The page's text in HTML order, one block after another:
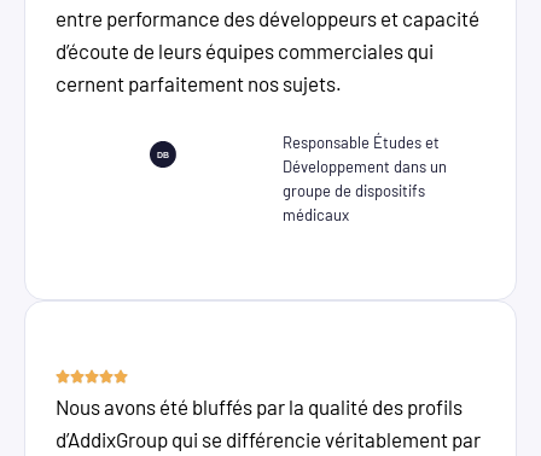
entre performance des développeurs et capacité
d’écoute de leurs équipes commerciales qui
cernent parfaitement nos sujets.
Responsable Études et
Développement dans un
groupe de dispositifs
médicaux
Nous avons été bluffés par la qualité des profils
d’AddixGroup qui se différencie véritablement par